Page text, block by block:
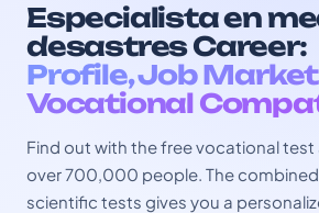
Especialista en
desastres Career:
Profile, Job
Vocational
Find out with the free vocational test
over 700,000 people. The
scientific tests gives you a